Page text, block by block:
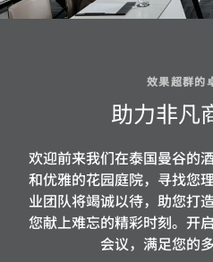
效果超群的
助力非凡
欢迎前来我们在泰国曼谷的
和优雅的花园庭院，寻找您
业团队将竭诚以待，助您打
您献上难忘的精彩时刻。开
会议，满足您的